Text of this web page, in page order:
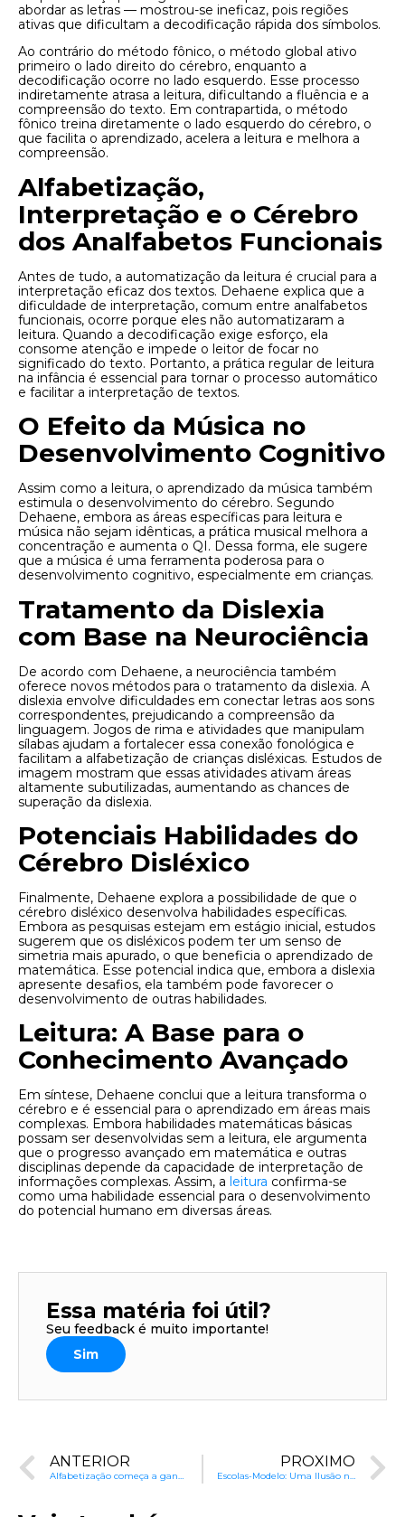
abordar as letras — mostrou-se ineficaz, pois regiões
ativas que dificultam a decodificação rápida dos símbolos.
Ao contrário do método fônico, o método global ativo
primeiro o lado direito do cérebro, enquanto a
decodificação ocorre no lado esquerdo. Esse processo
indiretamente atrasa a leitura, dificultando a fluência e a
compreensão do texto. Em contrapartida, o método
fônico treina diretamente o lado esquerdo do cérebro, o
que facilita o aprendizado, acelera a leitura e melhora a
compreensão.
Alfabetização,
Interpretação e o Cérebro
dos Analfabetos Funcionais
Antes de tudo, a automatização da leitura é crucial para a
interpretação eficaz dos textos. Dehaene explica que a
dificuldade de interpretação, comum entre analfabetos
funcionais, ocorre porque eles não automatizaram a
leitura. Quando a decodificação exige esforço, ela
consome atenção e impede o leitor de focar no
significado do texto. Portanto, a prática regular de leitura
na infância é essencial para tornar o processo automático
e facilitar a interpretação de textos.
O Efeito da Música no
Desenvolvimento Cognitivo
Assim como a leitura, o aprendizado da música também
estimula o desenvolvimento do cérebro. Segundo
Dehaene, embora as áreas específicas para leitura e
música não sejam idênticas, a prática musical melhora a
concentração e aumenta o QI. Dessa forma, ele sugere
que a música é uma ferramenta poderosa para o
desenvolvimento cognitivo, especialmente em crianças.
Tratamento da Dislexia
com Base na Neurociência
De acordo com Dehaene, a neurociência também
oferece novos métodos para o tratamento da dislexia. A
dislexia envolve dificuldades em conectar letras aos sons
correspondentes, prejudicando a compreensão da
linguagem. Jogos de rima e atividades que manipulam
sílabas ajudam a fortalecer essa conexão fonológica e
facilitam a alfabetização de crianças disléxicas. Estudos de
imagem mostram que essas atividades ativam áreas
altamente subutilizadas, aumentando as chances de
superação da dislexia.
Potenciais Habilidades do
Cérebro Disléxico
Finalmente, Dehaene explora a possibilidade de que o
cérebro disléxico desenvolva habilidades específicas.
Embora as pesquisas estejam em estágio inicial, estudos
sugerem que os disléxicos podem ter um senso de
simetria mais apurado, o que beneficia o aprendizado de
matemática. Esse potencial indica que, embora a dislexia
apresente desafios, ela também pode favorecer o
desenvolvimento de outras habilidades.
Leitura: A Base para o
Conhecimento Avançado
Em síntese, Dehaene conclui que a leitura transforma o
cérebro e é essencial para o aprendizado em áreas mais
complexas. Embora habilidades matemáticas básicas
possam ser desenvolvidas sem a leitura, ele argumenta
que o progresso avançado em matemática e outras
disciplinas depende da capacidade de interpretação de
informações complexas. Assim, a leitura confirma-se
como uma habilidade essencial para o desenvolvimento
do potencial humano em diversas áreas.
Essa matéria foi útil?
Seu feedback é muito importante!
Sim
ANTERIOR
Alfabetização começa a ganhar espaço no debate educacional
PRÓXIMO
Escolas-Modelo: Uma Ilusão na Educação Brasileira